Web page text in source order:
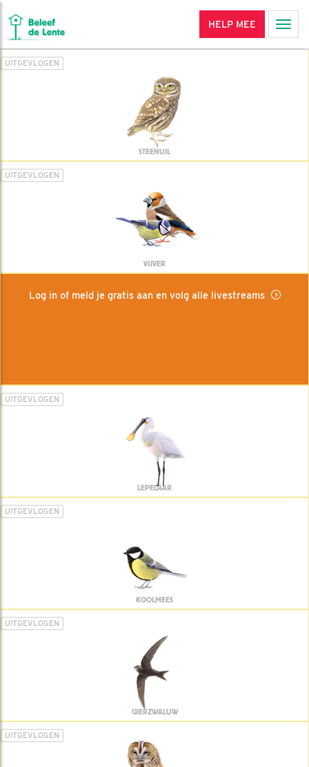
HELP MEE
UITGEVLOGEN
STEENUIL
UITGEVLOGEN
VIJVER
Log in of meld je gratis aan en volg alle livestreams
UITGEVLOGEN
LEPELAAR
UITGEVLOGEN
KOOLMEES
UITGEVLOGEN
GIERZWALUW
UITGEVLOGEN